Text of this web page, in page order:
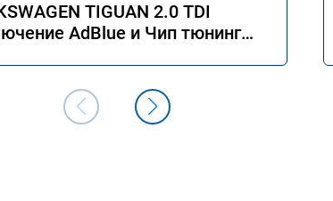
TIGUAN 2.0 TDI
AdBlue и Чип тюнинг